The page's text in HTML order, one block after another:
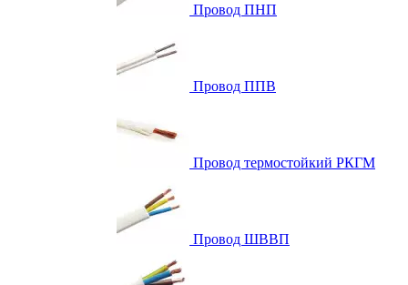
Провод ПНП
Провод ППВ
Провод термостойкий РКГМ
Провод ШВВП